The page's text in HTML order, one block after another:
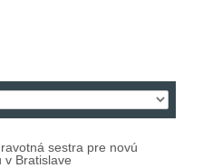
sestra pre novú
v Bratislave